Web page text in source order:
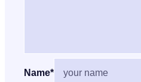
Name*